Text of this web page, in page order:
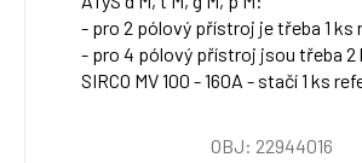
- pro 2 pólový přístroj je třeba 1 ks
- pro 4 pólový přístroj jsou třeba 2
SIRCO MV 100 - 160A - stačí 1 ks
OBJ: 22944016